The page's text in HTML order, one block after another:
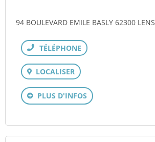
94 BOULEVARD EMILE BASLY 62300 LENS
Téléphone
LOCALISER
PLUS D'INFOS